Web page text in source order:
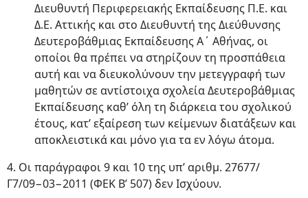
Διευθυντή Περιφερειακής Εκπαίδευσης Π.Ε. και
Δ.Ε. Αττικής και στο Διευθυντή της Διεύθυνσης
Δευτεροβάθμιας Εκπαίδευσης Α΄ Αθήνας, οι
οποίοι θα πρέπει να στηρίζουν τη προσπάθεια
αυτή και να διευκολύνουν την μετεγγραφή των
μαθητών σε αντίστοιχα σχολεία Δευτεροβάθμιας
Εκπαίδευσης καθ’ όλη τη διάρκεια του σχολικού
έτους, κατ’ εξαίρεση των κείμενων διατάξεων και
αποκλειστικά και μόνο για τα εν λόγω άτομα.
4. Οι παράγραφοι 9 και 10 της υπ’ αριθμ. 27677/
Γ7/09−03−2011 (ΦΕΚ Β’ 507) δεν Ισχύουν.